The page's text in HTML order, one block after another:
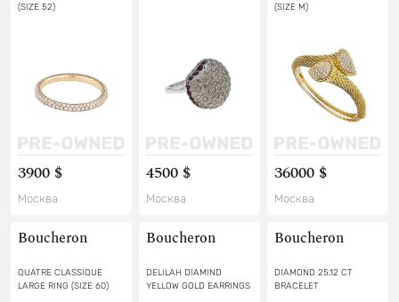
(SIZE 52)
3900 $
Москва
4500 $
Москва
(SIZE M)
36000 $
Москва
Boucheron
QUATRE CLASSIQUE
LARGE RING (SIZE 60)
Boucheron
DELILAH DIAMIND
YELLOW GOLD EARRINGS
Boucheron
DIAMOND 25.12 CT
BRACELET